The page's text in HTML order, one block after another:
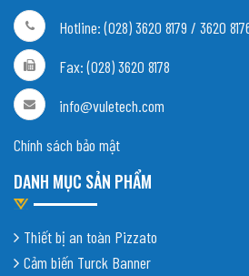
Hotline: (028) 3620 8179 / 3620
Fax: (028) 3620 8178
info@vuletech.com
Chính sách bảo mật
DANH MỤC SẢN PHẨM
Thiết bị an toàn Pizzato
Cảm biến Turck Banner